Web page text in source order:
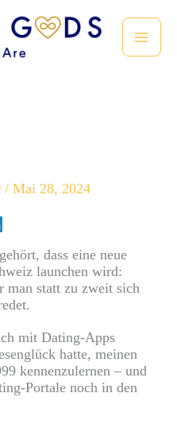
/Mai 28, 2024
dass eine neue
launchen wird:
man statt zu zweit sich
mit Dating-Apps
hatte, meinen
kennenzulernen – und
Portale noch in den